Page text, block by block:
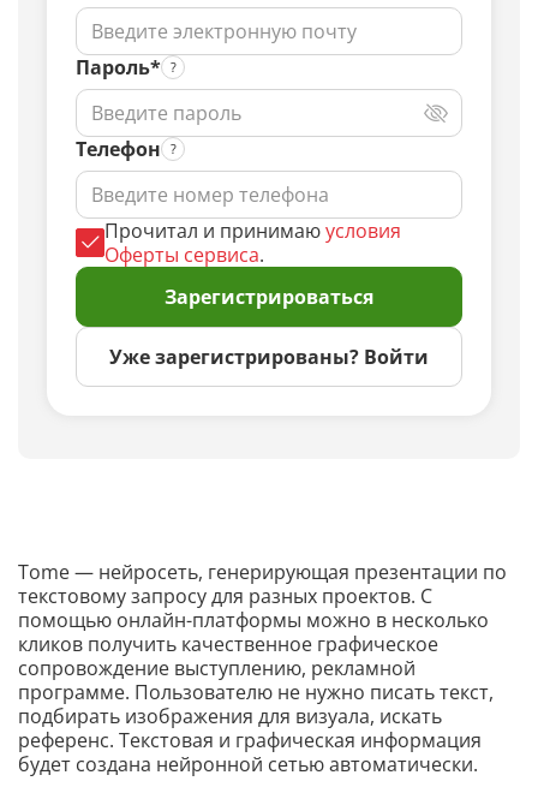
Пароль*
Телефон
Прочитал и принимаюусловия
Оферты сервиса.
Зарегистрироваться
Уже зарегистрированы? Войти
Tome — нейросеть, генерирующая презентации по
текстовому запросу для разных проектов. С
помощью онлайн-платформы можно в несколько
кликов получить качественное графическое
сопровождение выступлению, рекламной
программе. Пользователю не нужно писать текст,
подбирать изображения для визуала, искать
референс. Текстовая и графическая информация
будет создана нейронной сетью автоматически.